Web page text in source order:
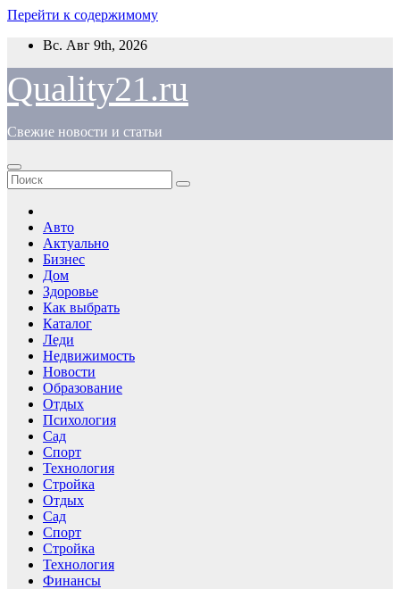
Перейти к содержимому
Вс. Авг 9th, 2026
Quality21.ru
Свежие новости и статьи
Авто
Актуально
Бизнес
Дом
Здоровье
Как выбрать
Каталог
Леди
Недвижимость
Новости
Образование
Отдых
Психология
Сад
Спорт
Технология
Стройка
Отдых
Сад
Спорт
Стройка
Технология
Финансы